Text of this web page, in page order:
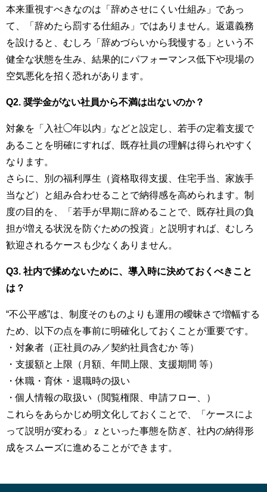
本来重視すべきなのは「辞めさせにくい仕組み」であっ
て、「辞めたら罰する仕組み」ではありません。返還義務
を設けると、むしろ「辞めづらいから我慢する」という不
健全な状態を生み、結果的にパフォーマンス低下や現場の
空気悪化を招く恐れがあります。
Q2. 奨学金がない社員から不満は出ないのか？
対象を「入社◯年以内」などと設定し、若手の定着支援で
あることを明確にすれば、既存社員の理解は得られやすく
なります。
さらに、別の福利厚生（資格取得支援、住宅手当、家族手
当など）と組み合わせることで納得感を高められます。制
度の目的を、「若手が早期に辞めることで、既存社員の負
担が増える状況を防ぐための投資」と説明すれば、むしろ
歓迎されるケースも少なくありません。
Q3. 社内で揉めないために、導入時に決めておくべきこと
は？
“不公平感”は、制度そのものよりも運用の曖昧さで増幅する
ため、以下の点を事前に明確化しておくことが重要です。
・対象者（正社員のみ／契約社員含むか 等）
・支援額と上限（月額、年間上限、支援期間 等）
・休職・育休・退職時の扱い
・個人情報の取扱い（閲覧権限、申請フロー、）
これらをあらかじめ明文化しておくことで、「ケースによ
って説明が変わる」ｚといった事態を防ぎ、社内の納得形
成をスムーズに進めることができます。